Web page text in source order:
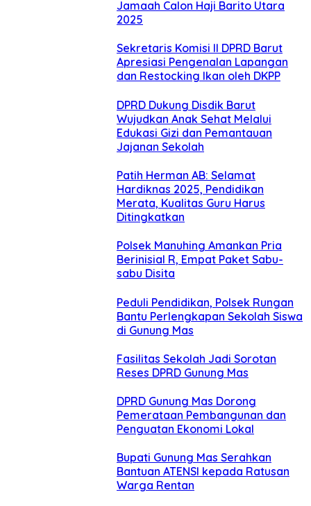
Jamaah Calon Haji Barito Utara
2025
Sekretaris Komisi II DPRD Barut
Apresiasi Pengenalan Lapangan
dan Restocking Ikan oleh DKPP
DPRD Dukung Disdik Barut
Wujudkan Anak Sehat Melalui
Edukasi Gizi dan Pemantauan
Jajanan Sekolah
Patih Herman AB: Selamat
Hardiknas 2025, Pendidikan
Merata, Kualitas Guru Harus
Ditingkatkan
Polsek Manuhing Amankan Pria
Berinisial R, Empat Paket Sabu-
sabu Disita
Peduli Pendidikan, Polsek Rungan
Bantu Perlengkapan Sekolah Siswa
di Gunung Mas
Fasilitas Sekolah Jadi Sorotan
Reses DPRD Gunung Mas
DPRD Gunung Mas Dorong
Pemerataan Pembangunan dan
Penguatan Ekonomi Lokal
Bupati Gunung Mas Serahkan
Bantuan ATENSI kepada Ratusan
Warga Rentan